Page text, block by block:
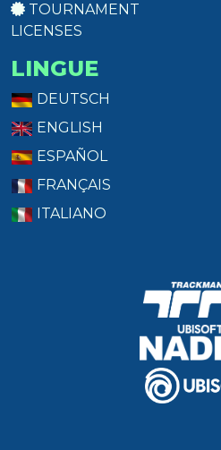
TOURNAMENT
LICENSES
LINGUE
DEUTSCH
ENGLISH
ESPAÑOL
FRANÇAIS
ITALIANO